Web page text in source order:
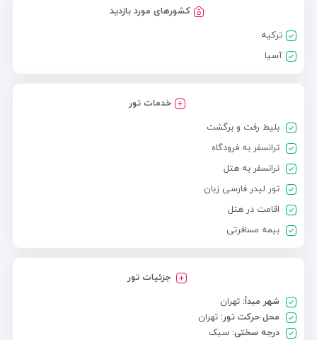
کشورهای مورد بازدید
ترکیه
آسیا
خدمات تور
بلیط رفت و برگشت
ترانسفر به فرودگاه
ترانسفر به هتل
تور لیدر فارسی زبان
اقامت در هتل
بیمه مسافرتی
جزئیات تور
شهر مبدأ: تهران
محل حرکت تور: تهران
درجه سختی: سبک